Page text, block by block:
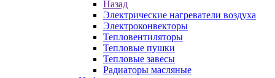
Назад
Электрические нагреватели воздуха
Электроконвекторы
Тепловентиляторы
Тепловые пушки
Тепловые завесы
Радиаторы масляные